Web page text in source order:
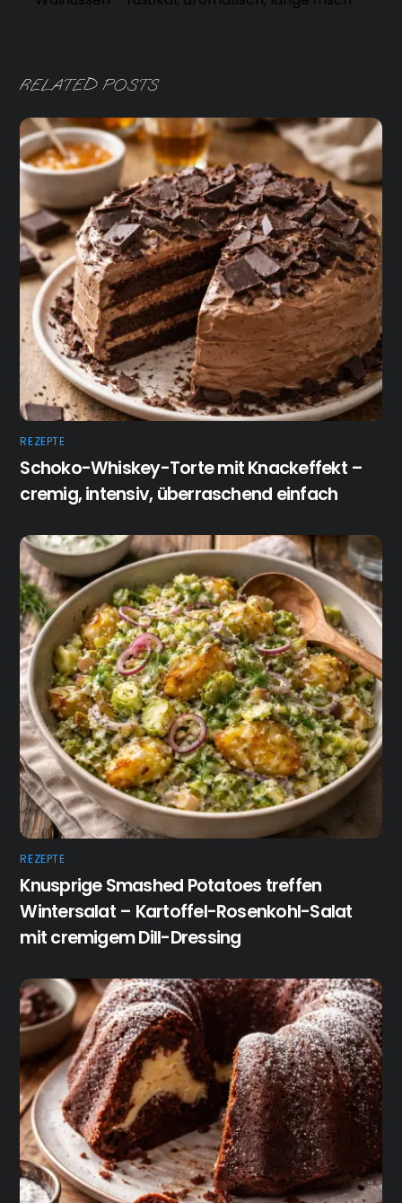
RELATED POSTS
REZEPTE
Schoko-Whiskey-Torte mit Knackeffekt –
cremig, intensiv, überraschend einfach
REZEPTE
Knusprige Smashed Potatoes treffen
Wintersalat – Kartoffel-Rosenkohl-Salat
mit cremigem Dill-Dressing